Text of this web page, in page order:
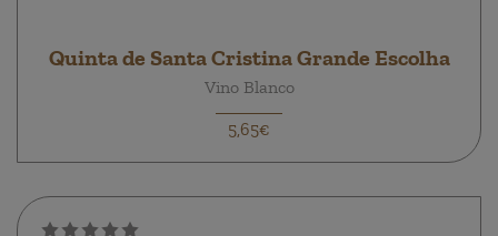
Quinta de Santa Cristina Grande Escolha
Vino Blanco
5,65€